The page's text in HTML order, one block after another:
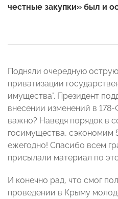
честные закупки» был и
Подняли очередную
приватизации
имущества". Президент
внесении изменений в
важно? Наведя порядок в
госимущества, сэкономим
ежегодно! Спасибо всем
присылали материал по
И конечно рад, что смог
проведении в Крыму